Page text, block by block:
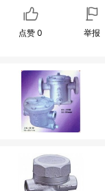
点赞0 举报